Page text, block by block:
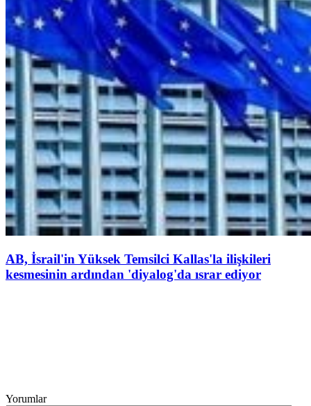
AB, İsrail'in Yüksek Temsilci Kallas'la ilişkileri
kesmesinin ardından 'diyalog'da ısrar ediyor
Yorumlar